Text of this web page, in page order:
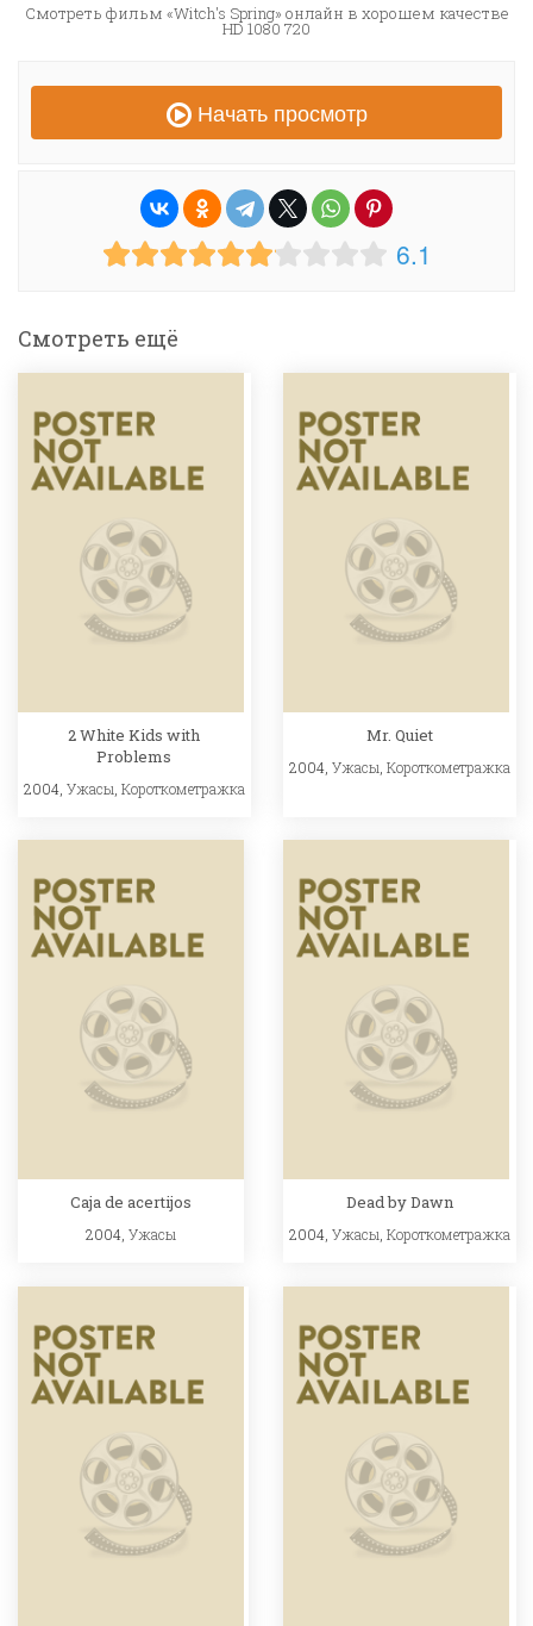
Смотреть фильм «Witch's Spring» онлайн в хорошем качестве
HD 1080 720
Начать просмотр
6.1
Смотреть ещё
2 White Kids with
Problems
2004, Ужасы Короткометражка
Mr. Quiet
2004,Ужасы ,Короткометражка
Caja de acertijos
2004, Ужасы
Dead by Dawn
2004,Ужасы,Короткометражка